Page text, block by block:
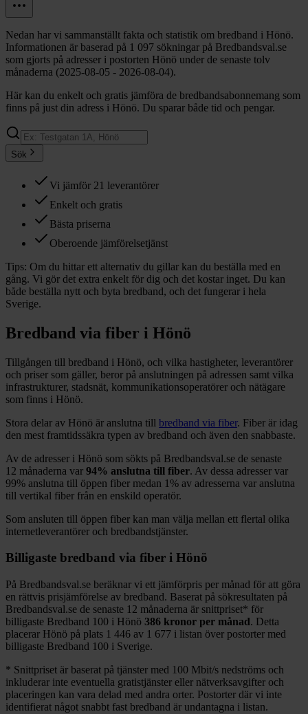
Nedan har vi sammanställt fakta och statistik om bredband i Hönö.
Informationen är baserad på 1 097 sökningar på Bredbandsval.se
som gjorts på adresser i postorten Hönö under de senaste tolv
månaderna (2025-08-05 - 2026-08-04).
Här kan du enkelt och gratis jämföra de bredbandsabonnemang som
finns på just din adress i Hönö. Du sparar både tid och pengar.
Sök
Vi jämför 21 leverantörer
Enkelt och gratis
Bästa priserna
Oberoende jämförelsetjänst
Tips: Om du hittar ett alternativ du gillar kan du beställa med en
gång. Vi gör det extra enkelt för dig och det kostar inget. Du kan
både beställa nytt och byta bredband, och det fungerar i hela
Sverige.
Bredband via fiber i Hönö
Tillgången till bredband i Hönö, och vilka hastigheter, leverantörer
och priser som gäller, beror på anslutningen på adressen samt vilka
infrastrukturer, stadsnät, kommunikationsoperatörer och nätägare
som finns i Hönö.
Stora delar av Hönö är anslutna till bredband via fiber. Fiber är idag
den mest framtidssäkra typen av bredband och även den snabbaste.
Av de adresser i Hönö som sökts på Bredbandsval.se de senaste
12 månaderna var 94% anslutna till fiber. Av dessa adresser var
99% anslutna till öppen fiber medan 1% av adresserna var anslutna
till vertikal fiber från en enskild operatör.
Som ansluten till öppen fiber kan man välja mellan ett flertal olika
internetleverantörer och bredbandstjänster.
Billigaste bredband via fiber i Hönö
På Bredbandsval.se beräknar vi ett jämförpris per månad för att göra
en rättvis prisjämförelse av bredband. Baserat på sökresultaten på
Bredbandsval.se de senaste 12 månaderna är snittpriset* för
billigaste Bredband 100 i Hönö 386 kronor per månad. Detta
placerar Hönö på plats 1 446 av 1 677 i listan över postorter med
billigaste Bredband 100 i Sverige.
* Snittpriset är baserat på tjänster med 100 Mbit/s nedströms och
inkluderar inte eventuella gratistjänster eller nätverksavgifter och
placeringen kan vara delad med andra orter. Postorter där vi inte
identifierat något snabbt fast bredband är undantagna i listan.